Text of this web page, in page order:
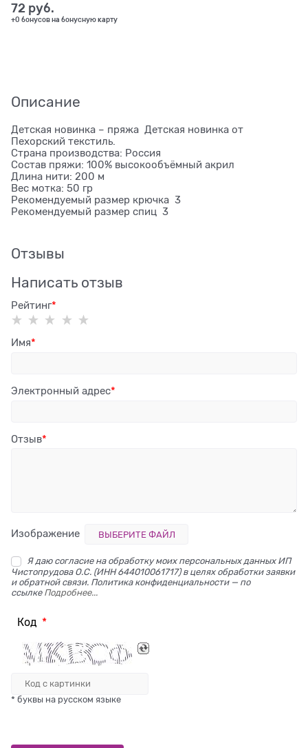
72 руб.
+0 бонусов на бонусную карту
Описание
Детская новинка – пряжа Детская новинка от
Пехорский текстиль.
Страна производства: Россия
Состав пряжи: 100% высокообъёмный акрил
Длина нити: 200 м
Вес мотка: 50 гр
Рекомендуемый размер крючка 3
Рекомендуемый размер спиц 3
Отзывы
Написать отзыв
Рейтинг
Имя
Электронный адрес
Отзыв
Изображение ВЫБЕРИТЕ ФАЙЛ
Я даю согласие на обработку моих персональных данных ИП
Чистопрудова О.С. (ИНН 644010061717) в целях обработки заявки
и обратной связи. Политика конфиденциальности — по
ссылке Подробнее...
Код
* буквы на русском языке